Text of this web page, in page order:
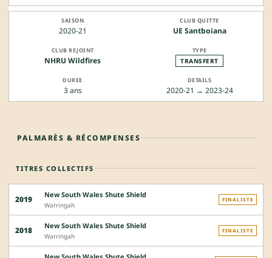
2020-21 UE Santboiana
NHRU Wildfires TRANSFERT
3 ans 2020-21 → 2023-24
PALMARÈS & RÉCOMPENSES
TITRES COLLECTIFS
2019 New South Wales Shute Shield
Warringah
FINALISTE
2018 New South Wales Shute Shield
Warringah
FINALISTE